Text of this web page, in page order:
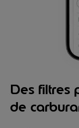
Des filtres
de